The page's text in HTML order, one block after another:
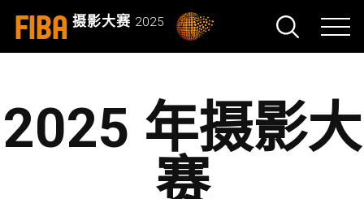
FIBA 摄影大赛2025
2025 年摄影大
赛